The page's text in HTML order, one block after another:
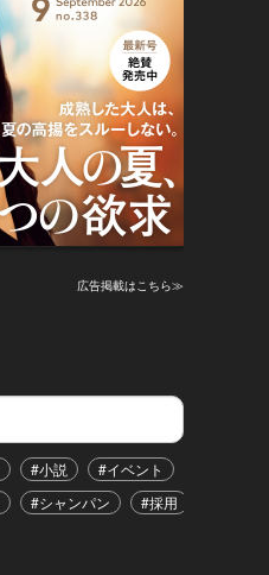
広告掲載はこちら≫
#小説 #イベント
#シャンパン #採用